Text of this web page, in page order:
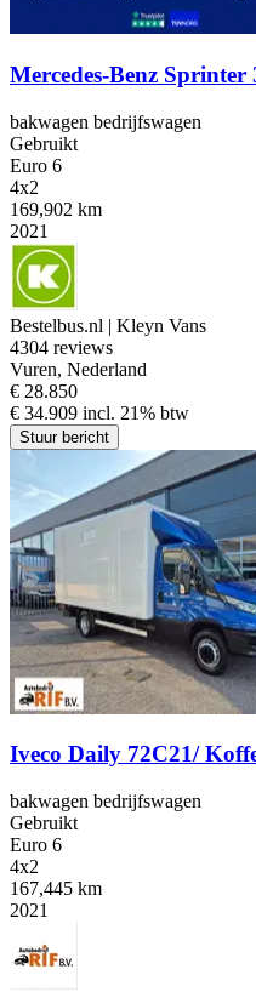
Mercedes-Benz
bakwagen bedrijfswagen
Gebruikt
Euro 6
4x2
169,902 km
2021
Bestelbus.nl | Kleyn Vans
4304 reviews
Vuren, Nederland
€ 28.850
€ 34.909 incl. 21% btw
Stuur bericht
Iveco Daily 72C21/
bakwagen bedrijfswagen
Gebruikt
Euro 6
4x2
167,445 km
2021